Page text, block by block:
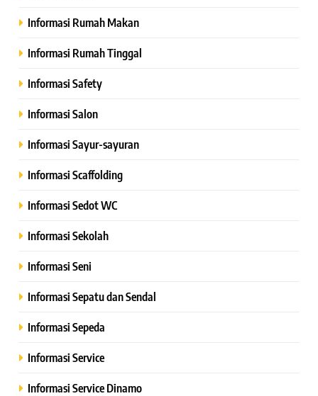
Informasi Rumah Makan
Informasi Rumah Tinggal
Informasi Safety
Informasi Salon
Informasi Sayur-sayuran
Informasi Scaffolding
Informasi Sedot WC
Informasi Sekolah
Informasi Seni
Informasi Sepatu dan Sendal
Informasi Sepeda
Informasi Service
Informasi Service Dinamo